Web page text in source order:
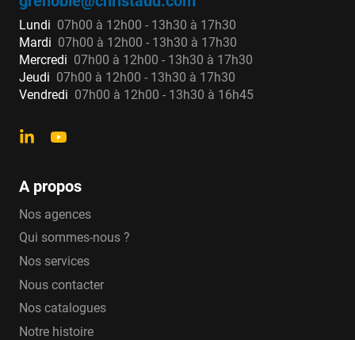
Lundi 07h00 à 12h00 - 13h30 à 17h30
Mardi 07h00 à 12h00 - 13h30 à 17h30
Mercredi 07h00 à 12h00 - 13h30 à 17h30
Jeudi 07h00 à 12h00 - 13h30 à 17h30
Vendredi 07h00 à 12h00 - 13h30 à 16h45
A propos
Nos agences
Qui sommes-nous ?
Nos services
Nous contacter
Nos catalogues
Notre histoire